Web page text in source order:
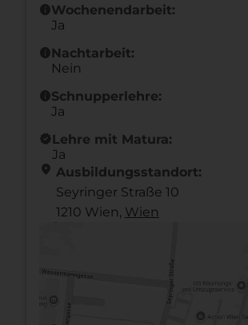
infoWochenendarbeit:
Ja
infoNachtarbeit:
Nein
infoSchnupperlehre:
Ja
new_releasesLehre mit Matura:
Ja
location_on Ausbildungsstandort:
Seyringer Straße 10
1210 Wien, Wien